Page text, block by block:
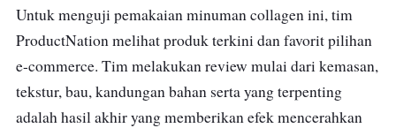
Untuk menguji pemakaian minuman collagen ini, tim
ProductNation melihat produk terkini dan favorit pilihan
e-commerce. Tim melakukan review mulai dari kemasan,
tekstur, bau, kandungan bahan serta yang terpenting
adalah hasil akhir yang memberikan efek mencerahkan